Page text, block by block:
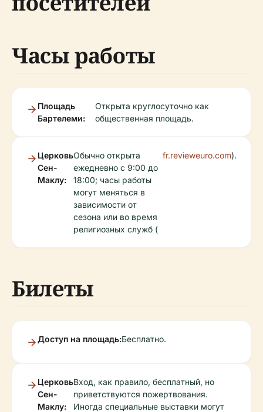
Часы работы
Площадь
Бартелеми:
Открыта круглосуточно как
общественная площадь.
Церковь
Сен-
Маклу:
Обычно открыта
ежедневно с 9:00 до
18:00; часы работы
могут меняться в
зависимости от
сезона или во время
религиозных служб (
fr.revieweuro.com).
Билеты
Доступ на площадь:Бесплатно.
Церковь
Сен-
Маклу:
Вход, как правило, бесплатный, но
приветствуются пожертвования.
Иногда специальные выставки могут